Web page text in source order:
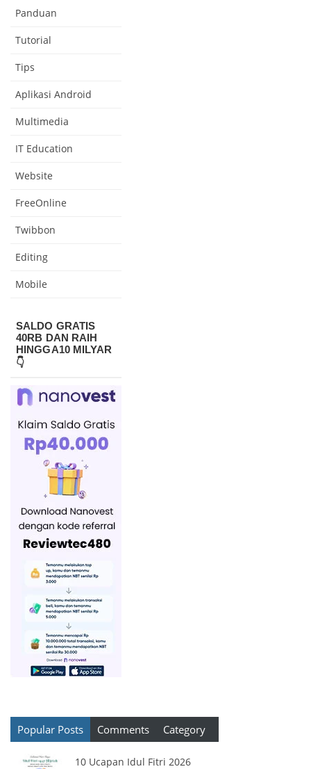
Panduan
Tutorial
Tips
Aplikasi Android
Multimedia
IT Education
Website
FreeOnline
Twibbon
Editing
Mobile
SALDO GRATIS
40RB DAN RAIH
HINGGA10 MILYAR
👇
Popular Posts Comments Category
10 Ucapan Idul Fitri 2026